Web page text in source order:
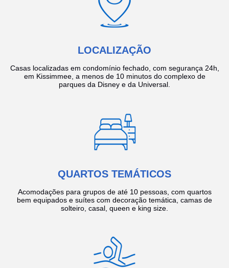
LOCALIZAÇÃO
Casas localizadas em condomínio fechado, com segurança 24h,
em Kissimmee, a menos de 10 minutos do complexo de
parques da Disney e da Universal.
QUARTOS TEMÁTICOS
Acomodações para grupos de até 10 pessoas, com quartos
bem equipados e suítes com decoração temática, camas de
solteiro, casal, queen e king size.